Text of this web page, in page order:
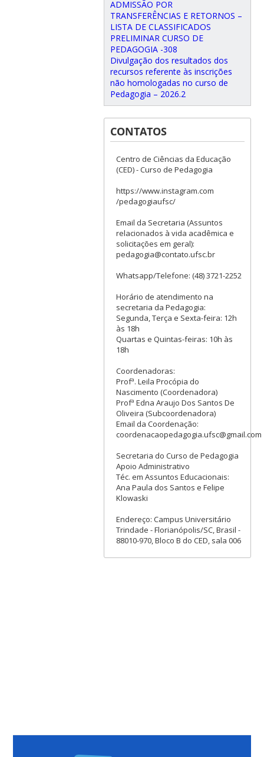
ADMISSÃO POR
TRANSFERÊNCIAS E RETORNOS –
LISTA DE CLASSIFICADOS
PRELIMINAR CURSO DE
PEDAGOGIA -308
Divulgação dos resultados dos
recursos referente às inscrições
não homologadas no curso de
Pedagogia – 2026.2
CONTATOS
Centro de Ciências da Educação
(CED) - Curso de Pedagogia
https://www.instagram.com
/pedagogiaufsc/
Email da Secretaria (Assuntos
relacionados à vida acadêmica e
solicitações em geral):
pedagogia@contato.ufsc.br
Whatsapp/Telefone: (48) 3721-2252
Horário de atendimento na
secretaria da Pedagogia:
Segunda, Terça e Sexta-feira: 12h
às 18h
Quartas e Quintas-feiras: 10h às
18h
Coordenadoras:
Profª. Leila Procópia do
Nascimento (Coordenadora)
Profª Edna Araujo Dos Santos De
Oliveira (Subcoordenadora)
Email da Coordenação:
coordenacaopedagogia.ufsc@gmail.com
Secretaria do Curso de Pedagogia
Apoio Administrativo
Téc. em Assuntos Educacionais:
Ana Paula dos Santos e Felipe
Klowaski
Endereço: Campus Universitário
Trindade - Florianópolis/SC, Brasil -
88010-970, Bloco B do CED, sala 006